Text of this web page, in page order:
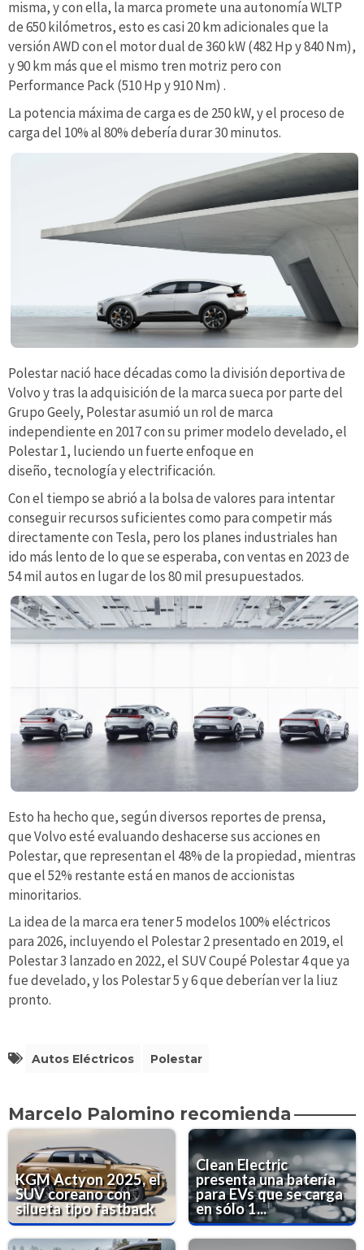
misma, y con ella, la marca promete una autonomía WLTP
de 650 kilómetros, esto es casi 20 km adicionales que la
versión AWD con el motor dual de 360 kW (482 Hp y 840 Nm),
y 90 km más que el mismo tren motriz pero con
Performance Pack (510 Hp y 910 Nm) .
La potencia máxima de carga es de 250 kW, y el proceso de
carga del 10% al 80% debería durar 30 minutos.
Polestar nació hace décadas como la división deportiva de
Volvo y tras la adquisición de la marca sueca por parte del
Grupo Geely, Polestar asumió un rol de marca
independiente en 2017 con su primer modelo develado, el
Polestar 1, luciendo un fuerte enfoque en
diseño, tecnología y electrificación.
Con el tiempo se abrió a la bolsa de valores para intentar
conseguir recursos suficientes como para competir más
directamente con Tesla, pero los planes industriales han
ido más lento de lo que se esperaba, con ventas en 2023 de
54 mil autos en lugar de los 80 mil presupuestados.
Esto ha hecho que, según diversos reportes de prensa,
que Volvo esté evaluando deshacerse sus acciones en
Polestar, que representan el 48% de la propiedad, mientras
que el 52% restante está en manos de accionistas
minoritarios.
La idea de la marca era tener 5 modelos 100% eléctricos
para 2026, incluyendo el Polestar 2 presentado en 2019, el
Polestar 3 lanzado en 2022, el SUV Coupé Polestar 4 que ya
fue develado, y los Polestar 5 y 6 que deberían ver la liuz
pronto.
Autos Eléctricos Polestar
Marcelo Palomino recomienda
KGM Actyon 2025, el
SUV coreano con
silueta tipo fastback
Clean Electric
presenta una batería
para EVs que se carga
en sólo 1...